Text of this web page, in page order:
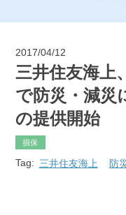
2017/04/12
三井住友海上
で防災・減災
の提供開始
損保
Tag: 三井住友海上 防